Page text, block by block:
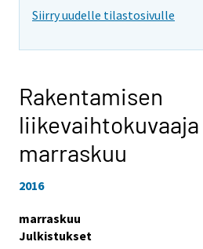
Siirry uudelle tilastosivulle
Rakentamisen
liikevaihtokuvaaja
marraskuu
2016
marraskuu
Julkistukset